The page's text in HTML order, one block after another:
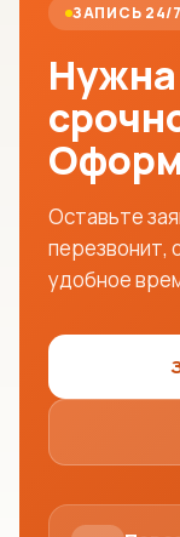
ЗАПИСЬ 24/7
Нужна
Оставьте
перезвонит,
удобное